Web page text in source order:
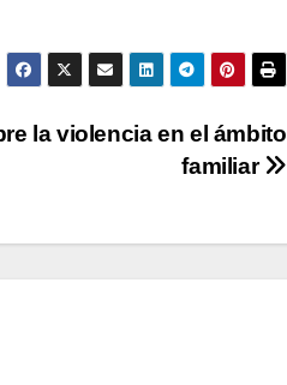
la violencia en el ámbito
familiar